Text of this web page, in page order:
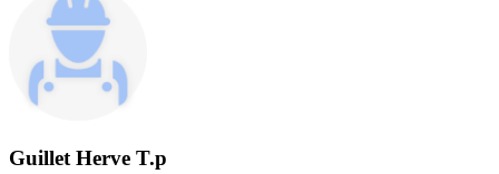
Guillet Herve T.p